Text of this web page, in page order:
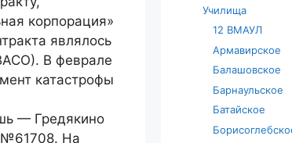
корпорация»
являлось
В феврале
катастрофы
— Гредякино
На
Училища
12 ВМАУЛ
Армавирское
Балашовское
Барнаульское
Батайское